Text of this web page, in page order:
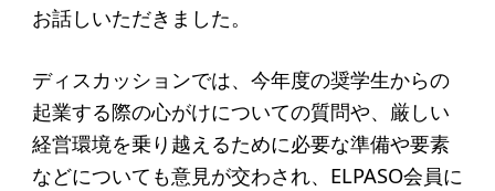
定款
アクセス
給付型奨学金
お話しいただきました。
ディスカッションでは、今年度の奨学生からの
起業する際の心がけについての質問や、厳しい
経営環境を乗り越えるために必要な準備や要素
などについても意見が交わされ、ELPASO会員に